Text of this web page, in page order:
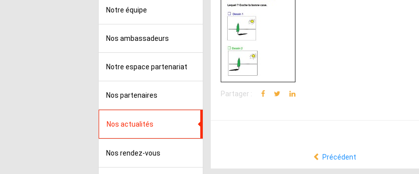
Notre équipe
Nos ambassadeurs
Notre espace partenariat
Nos partenaires
Nos actualités
Nos rendez-vous
Partager :
Précédent